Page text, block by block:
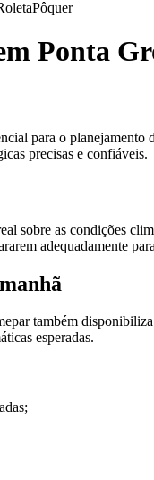
Pôquer
Ponta
para o
precisas e confiáveis.
sobre as condições
adequadamente
também
esperadas.